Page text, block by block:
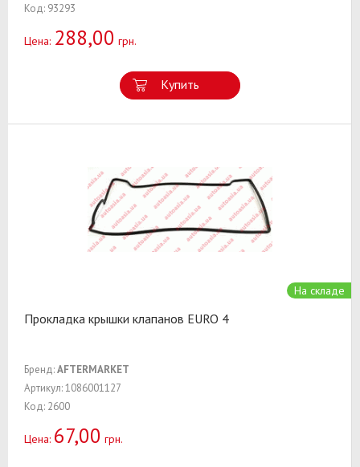
Код: 93293
Цена: 288,00 грн.
Купить
На складе
Прокладка крышки клапанов EURO 4
Бренд:AFTERMARKET
Артикул: 1086001127
Код: 2600
Цена: 67,00 грн.